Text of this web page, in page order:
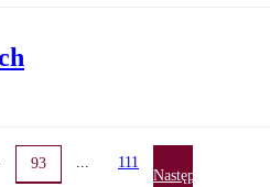
93 ... 111
Następna